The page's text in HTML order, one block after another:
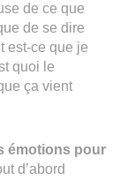
de ce que
de se dire
est-ce que je
quoi le
ça vient
émotions pour
d’abord